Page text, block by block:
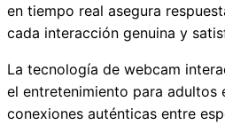
en tiempo real asegura
cada interacción genuina y
La tecnología de webcam
el entretenimiento para adultos
conexiones auténticas entre